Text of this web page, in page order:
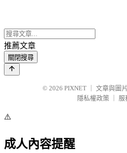
推薦文章
關閉搜尋
© 2026 PIXNET
文章與圖
隱私權政策
服
⚠️
成人內容提醒